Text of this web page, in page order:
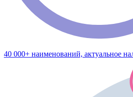
40 000+ наименований, актуальное